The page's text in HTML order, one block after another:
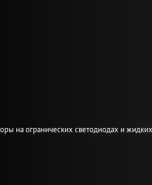
на огранических светодиодах и